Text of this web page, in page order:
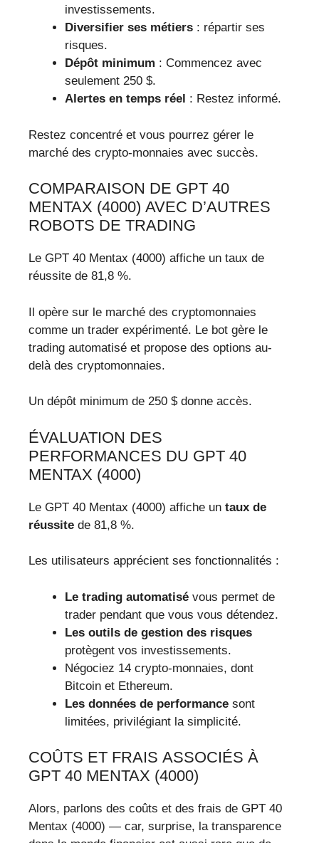
investissements.
Diversifier ses métiers : répartir ses
risques.
Dépôt minimum : Commencez avec
seulement 250 $.
Alertes en temps réel : Restez informé.
Restez concentré et vous pourrez gérer le
marché des crypto-monnaies avec succès.
COMPARAISON DE GPT 40
MENTAX (4000) AVEC D’AUTRES
ROBOTS DE TRADING
Le GPT 40 Mentax (4000) affiche un taux de
réussite de 81,8 %.
Il opère sur le marché des cryptomonnaies
comme un trader expérimenté. Le bot gère le
trading automatisé et propose des options au-
delà des cryptomonnaies.
Un dépôt minimum de 250 $ donne accès.
ÉVALUATION DES
PERFORMANCES DU GPT 40
MENTAX (4000)
Le GPT 40 Mentax (4000) affiche un taux de
réussite de 81,8 %.
Les utilisateurs apprécient ses fonctionnalités :
Le trading automatisé vous permet de
trader pendant que vous vous détendez.
Les outils de gestion des risques
protègent vos investissements.
Négociez 14 crypto-monnaies, dont
Bitcoin et Ethereum.
Les données de performance sont
limitées, privilégiant la simplicité.
COÛTS ET FRAIS ASSOCIÉS À
GPT 40 MENTAX (4000)
Alors, parlons des coûts et des frais de GPT 40
Mentax (4000) — car, surprise, la transparence